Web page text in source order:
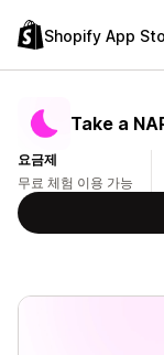
Shopify App
Take a
요금제
무료 체험 이용 가능